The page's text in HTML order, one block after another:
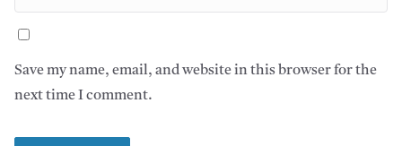
Save my name, email, and website in this browser for the
next time I comment.